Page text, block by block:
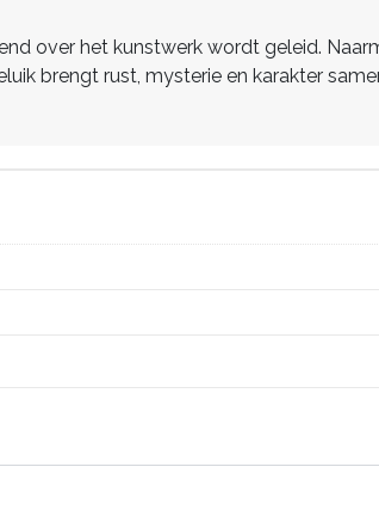
over het kunstwerk wordt geleid.
brengt rust, mysterie en karakter